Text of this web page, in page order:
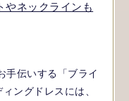
やネックラインも
手伝いする「ブライ
ングドレスには、